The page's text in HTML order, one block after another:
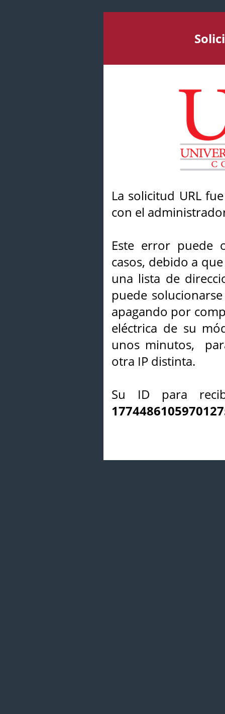
La solicitud URL
con el
Este error puede
casos, debido a
una lista de
puede
apagando por
eléctrica de su
unos minutos,
otra IP distinta.
Su ID para